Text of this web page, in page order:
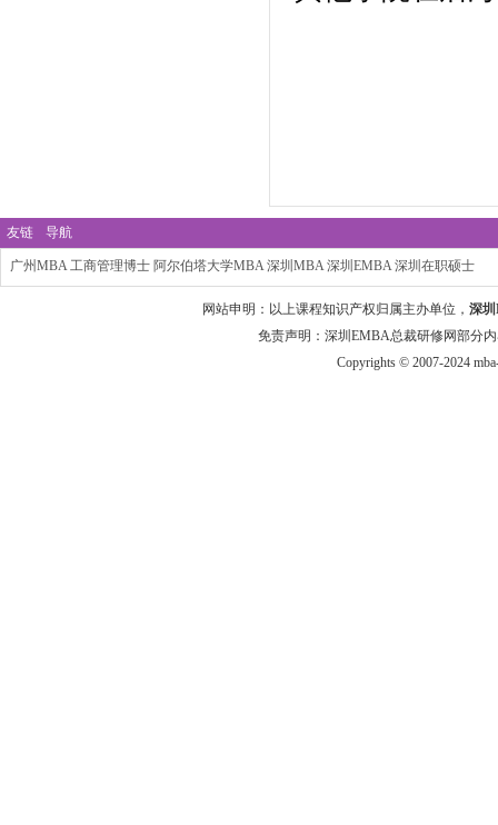
友链 导航
广州MBA 工商管理博士 阿尔伯塔大学MBA 深圳MBA 深圳EMBA 深圳在职硕士
网站申明：以上课程知识产权归属主办单位， 深
免责声明：深圳EMBA总裁研修网部分
Copyrights © 2007-2024